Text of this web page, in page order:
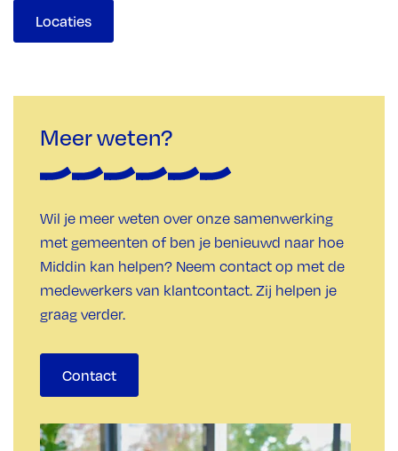
Locaties
Meer weten?
Wil je meer weten over onze samenwerking
met gemeenten of ben je benieuwd naar hoe
Middin kan helpen? Neem contact op met de
medewerkers van klantcontact. Zij helpen je
graag verder.
Contact